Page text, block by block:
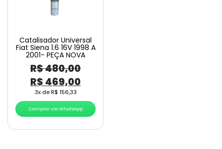
Catalisador Universal
Fiat Siena 1.6 16V 1998 A
2001- PEÇA NOVA
R$480,00
O
preço
original
era:
R$ 469,00
atual
é:
3x deR$ 156,33
Comprar via WhatsApp